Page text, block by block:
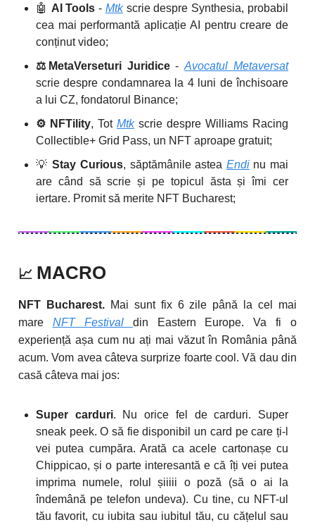
🤖 AI Tools- Mtkscrie despre Synthesia, probabil
cea mai performantă aplicație AI pentru creare de
conținut video;
⚖️ MetaVerseturi Juridice-Avocatul Metaversat
scrie despre condamnarea la 4 luni de închisoare
a lui CZ, fondatorul Binance;
⚙️ NFTility, Tot Mtkscrie despre Williams Racing
Collectible+ Grid Pass, un NFT aproape gratuit;
💡Stay Curious, săptămânile astea Endinu mai
are când să scrie și pe topicul ăsta și îmi cer
iertare. Promit să merite NFT Bucharest;
📈 MACRO
NFT Bucharest. Mai sunt fix 6 zile până la cel mai
mare NFT Festival din Eastern Europe. Va fi o
experiență așa cum nu ați mai văzut în România până
acum. Vom avea câteva surprize foarte cool. Vă dau din
casă câteva mai jos:
Super carduri. Nu orice fel de carduri. Super
sneak peek. O să fie disponibil un card pe care ți-l
vei putea cumpăra. Arată ca acele cartonașe cu
Chippicao, și o parte interesantă e că îți vei putea
imprima numele, rolul șiiiii o poză (să o ai la
îndemână pe telefon undeva). Cu tine, cu NFT-ul
tău favorit, cu iubita sau iubitul tău, cu cățelul sau